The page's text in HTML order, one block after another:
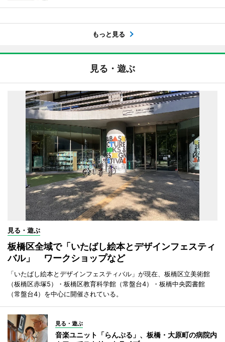
もっと見る
見る・遊ぶ
見る・遊ぶ
板橋区全域で「いたばし絵本とデザインフェスティ
バル」 ワークショップなど
「いたばし絵本とデザインフェスティバル」が現在、板橋区立美術館
（板橋区赤塚5）・板橋区教育科学館（常盤台4）・板橋中央図書館
（常盤台4）を中心に開催されている。
見る・遊ぶ
音楽ユニット「らんぷる」、板橋・大原町の病院内